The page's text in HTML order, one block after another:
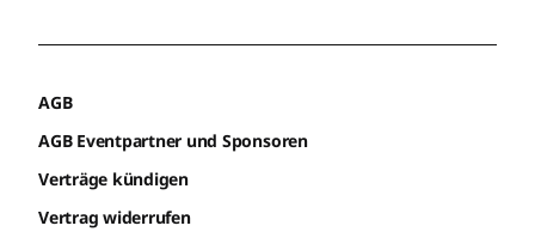
AGB
AGB Eventpartner und Sponsoren
Verträge kündigen
Vertrag widerrufen